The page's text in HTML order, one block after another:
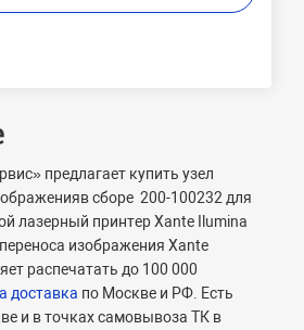
предлагает купить узел
сборе 200-100232 для
лазерный принтер Xante Ilumina
изображения Xante
распечатать до 100 000
доставка по Москве и РФ. Есть
и в точках самовывоза ТК в